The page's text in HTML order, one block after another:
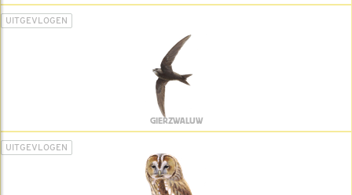
UITGEVLOGEN
GIERZWALUW
UITGEVLOGEN